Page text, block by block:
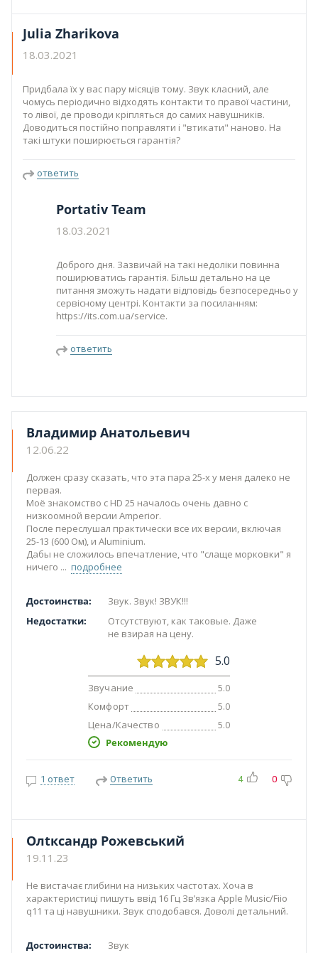
Julia Zharikova
18.03.2021
Придбала їх у вас пару місяців тому. Звук класний, але
чомусь періодично відходять контакти то правої частини,
то лівої, де проводи кріпляться до самих навушників.
Доводиться постійно поправляти і "втикати" наново. На
такі штуки поширюється гарантія?
ответить
Portativ Team
18.03.2021
Доброго дня. Зазвичай на такі недоліки повинна
поширюватись гарантія. Більш детально на це
питання зможуть надати відповідь безпосередньо у
сервісному центрі. Контакти за посиланням:
https://its.com.ua/service.
ответить
Владимир Анатольевич
12.06.22
Должен сразу сказать, что эта пара 25-х у меня далеко не
первая.
Моё знакомство с HD 25 началось очень давно с
низкоомной версии Amperior.
После переслушал практически все их версии, включая
25-13 (600 Ом), и Aluminium.
Дабы не сложилось впечатление, что "слаще морковки" я
ничего
подробнее
Достоинства:
Звук. Звук! ЗВУК!!!
Недостатки:
Отсутствуют, как таковые. Даже
не взирая на цену.
5.0
Звучание 5.0
Комфорт 5.0
Цена/Качество 5.0
Рекомендую
1 ответ Ответить 4 0
Олtксандр Рожевський
19.11.23
Не вистачає глибини на низьких частотах. Хоча в
характеристиці пишуть ввід 16 Гц Звʼязка Apple Music/Fiio
q11 та ці навушники. Звук сподобався. Доволі детальний.
Достоинства:
Звук